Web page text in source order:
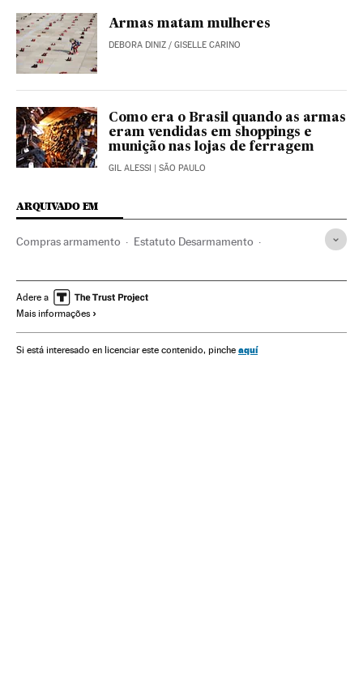
Armas matam mulheres
DEBORA DINIZ / GISELLE CARINO
Como era o Brasil quando as armas
eram vendidas em shoppings e
munição nas lojas de ferragem
GIL ALESSI | SÃO PAULO
ARQUIVADO EM
Compras armamento Estatuto Desarmamento
Decretos Bancada BBB
Armas privadas
Controle armas Presidência Brasil Governo Brasil
Adere a
Mais informações
Si está interesado en licenciar este contenido, pinche aquí